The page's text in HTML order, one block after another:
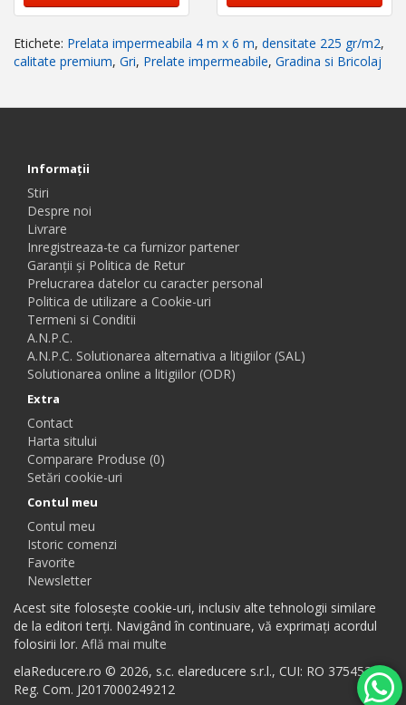
Etichete: Prelata impermeabila 4 m x 6 m, densitate 225 gr/m2,
calitate premium, Gri, Prelate impermeabile, Gradina si Bricolaj
Informaţii
Stiri
Despre noi
Livrare
Inregistreaza-te ca furnizor partener
Garanții și Politica de Retur
Prelucrarea datelor cu caracter personal
Politica de utilizare a Cookie-uri
Termeni si Conditii
A.N.P.C.
A.N.P.C. Solutionarea alternativa a litigiilor (SAL)
Solutionarea online a litigiilor (ODR)
Extra
Contact
Harta sitului
Comparare Produse (0)
Setări cookie-uri
Contul meu
Contul meu
Istoric comenzi
Favorite
Newsletter
Acest site folosește cookie-uri, inclusiv alte tehnologii similare
de la editori terți. Navigând în continuare, vă exprimați acordul
folosirii lor. Află mai multe
elaReducere.ro © 2026, s.c. elareducere s.r.l., CUI: RO 37545384,
Reg. Com. J2017000249212